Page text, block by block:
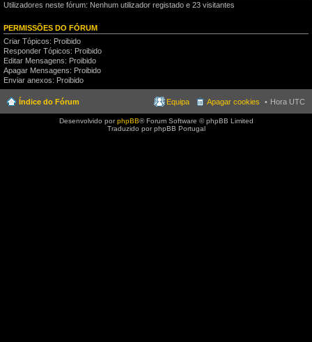
Utilizadores neste fórum: Nenhum utilizador registado e 23 visitantes
PERMISSÕES DO FÓRUM
Criar Tópicos: Proibido
Responder Tópicos: Proibido
Editar Mensagens: Proibido
Apagar Mensagens: Proibido
Enviar anexos: Proibido
Índice do Fórum Hora UTC
Apagar cookies
Equipa
Desenvolvido porphpBB® Forum Software © phpBB Limited
Traduzido por phpBB Portugal